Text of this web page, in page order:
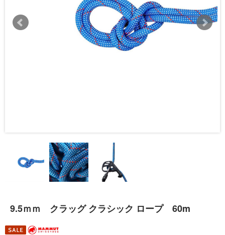
9.5ｍｍ クラッグ クラシック ロープ 60m